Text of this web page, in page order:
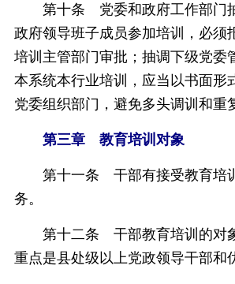
第十条 党委和政府工作部门
政府领导班子成员参加培训，必须
培训主管部门审批；抽调下级党委
本系统本行业培训，应当以书面形
党委组织部门，避免多头调训和重
第三章 教育培训对象
第十一条 干部有接受教育培
务。
第十二条 干部教育培训的对象
重点是县处级以上党政领导干部和